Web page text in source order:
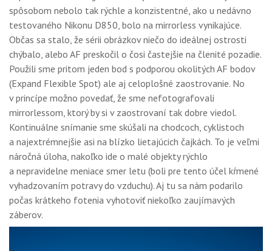
spôsobom nebolo tak rýchle a konzistentné, ako u nedávno
testovaného Nikonu D850, bolo na mirrorless vynikajúce.
Občas sa stalo, že sérii obrázkov niečo do ideálnej ostrosti
chýbalo, alebo AF preskočil o čosi častejšie na členité pozadie.
Použili sme pritom jeden bod s podporou okolitých AF bodov
(Expand Flexible Spot) ale aj celoplošné zaostrovanie. No
v princípe možno povedať, že sme nefotografovali
mirrorlessom, ktorý by si v zaostrovaní tak dobre viedol.
Kontinuálne snímanie sme skúšali na chodcoch, cyklistoch
a najextrémnejšie asi na blízko lietajúcich čajkách. To je veľmi
náročná úloha, nakoľko ide o malé objekty rýchlo
a nepravidelne meniace smer letu (boli pre tento účel kŕmené
vyhadzovaním potravy do vzduchu). Aj tu sa nám podarilo
počas krátkeho fotenia vyhotoviť niekoľko zaujímavých
záberov.